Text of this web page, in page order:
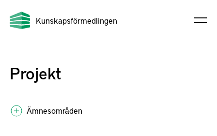
Kunskapsförmedlingen
Projekt
Ämnesområden